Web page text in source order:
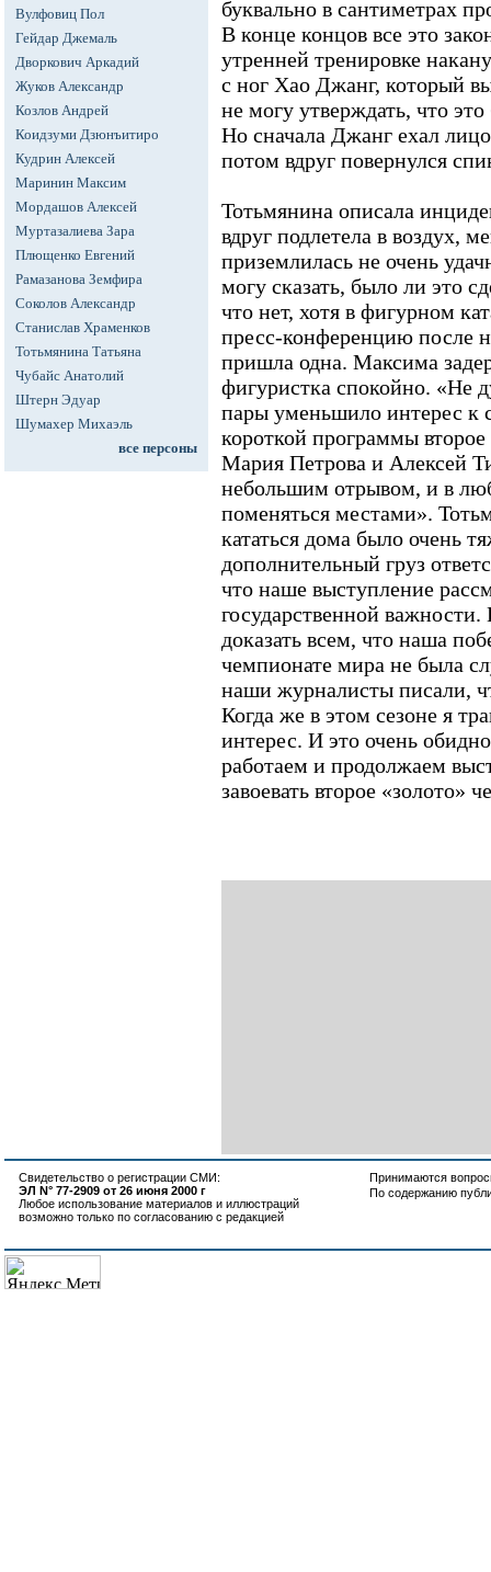
Вулфовиц Пол
Гейдар Джемаль
Дворкович Аркадий
Жуков Александр
Козлов Андрей
Коидзуми Дзюнъитиро
Кудрин Алексей
Маринин Максим
Мордашов Алексей
Муртазалиева Зара
Плющенко Евгений
Рамазанова Земфира
Соколов Александр
Станислав Храменков
Тотьмянина Татьяна
Чубайс Анатолий
Штерн Эдуар
Шумахер Михаэль
все персоны
буквально в сантиметрах
В конце концов все это
утренней тренировке
с ног Хао Джанг, который
не могу утверждать, что
Но сначала Джанг ехал
потом вдруг повернулся
Тотьмянина описала
вдруг подлетела в воздух,
приземлилась не очень
могу сказать, было ли это
что нет, хотя в фигурном
пресс-конференцию после
пришла одна. Максима
фигуристка спокойно. «Не
пары уменьшило интерес к
короткой программы
Мария Петрова и Алексей
небольшим отрывом, и в
поменяться местами».
кататься дома было очень
дополнительный груз
что наше выступление
государственной
доказать всем, что наша
чемпионате мира не была
наши журналисты писали,
Когда же в этом сезоне я
интерес. И это очень
работаем и продолжаем
завоевать второе «золото»
Свидетельство о регистрации СМИ:
ЭЛ N° 77-2909 от 26 июня 2000 г
Любое использование материалов и иллюстраций
возможно только по согласованию с редакцией
Принимаются
По содержанию